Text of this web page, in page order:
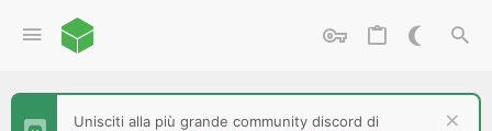
Unisciti alla più grande community discord di